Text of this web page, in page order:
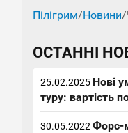
Пілігрим/Новини/
ОСТАННІ
25.02.2025 Нові
туру: вартість
30.05.2022 Форс-